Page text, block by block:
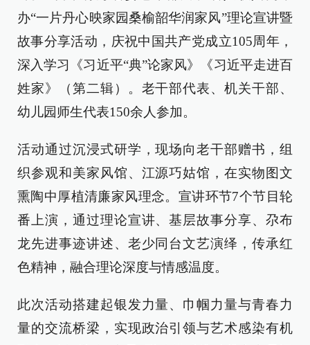
办“一片丹心映家园桑榆韶华润家风”理论宣讲暨
故事分享活动，庆祝中国共产党成立105周年，
深入学习《习近平“典”论家风》《习近平走进百
姓家》（第二辑）。老干部代表、机关干部、
幼儿园师生代表150余人参加。
活动通过沉浸式研学，现场向老干部赠书，组
织参观和美家风馆、江源巧姑馆，在实物图文
熏陶中厚植清廉家风理念。宣讲环节7个节目轮
番上演，通过理论宣讲、基层故事分享、尕布
龙先进事迹讲述、老少同台文艺演绎，传承红
色精神，融合理论深度与情感温度。
此次活动搭建起银发力量、巾帼力量与青春力
量的交流桥梁，实现政治引领与艺术感染有机